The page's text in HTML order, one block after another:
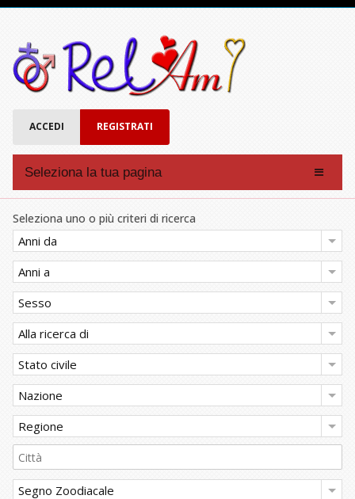
ACCEDI REGISTRATI
Seleziona la tua pagina
Affinità
Forum
Chat
Eventi
Account
Registrati
Contattaci
Seleziona uno o più criteri di ricerca
Anni da
Anni a
Sesso
Alla ricerca di
Stato civile
Nazione
Regione
Segno Zoodiacale